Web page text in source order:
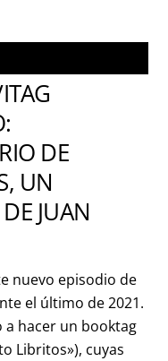
DE
UN
JUAN
nuevo episodio de
el último de 2021.
a hacer un booktag
Libritos»), cuyas